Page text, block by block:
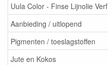
Uula Color - Finse Lijnolie Verf
Aanbieding / uitlopend
Pigmenten / toeslagstoffen
Jute en Kokos